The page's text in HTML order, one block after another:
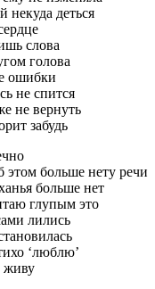
некуда деться
слова
голова
ошибки
не спится
не вернуть
забудь
этом больше нету речи
больше нет
глупым это
лились
‘люблю’
живу